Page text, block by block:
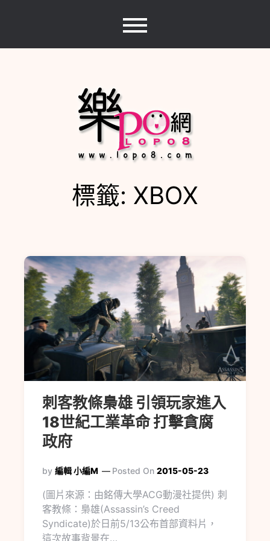
分享你的樂事，樂PO吧~
標籤: XBOX
刺客教條梟雄 引領玩家進入
18世紀工業革命 打擊貪腐
政府
by 編輯 小編M Posted On 2015-05-23
(圖片來源：由銘傳大學ACG動漫社提供) 刺
客教條：梟雄(Assassin’s Creed
Syndicate)於日前5/13公布首部資料片，
這次故事背景在…